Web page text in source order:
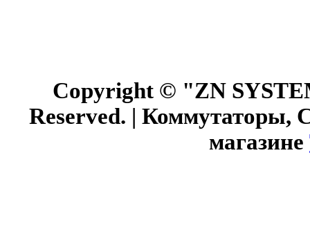
Copyright © "ZN
Reserved. | Коммутаторы,
магазине